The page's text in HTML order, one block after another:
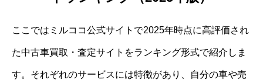
ここではミルココ公式サイトで2025年時点に高評価され
た中古車買取・査定サイトをランキング形式で紹介しま
す。それぞれのサービスには特徴があり、自分の車や売